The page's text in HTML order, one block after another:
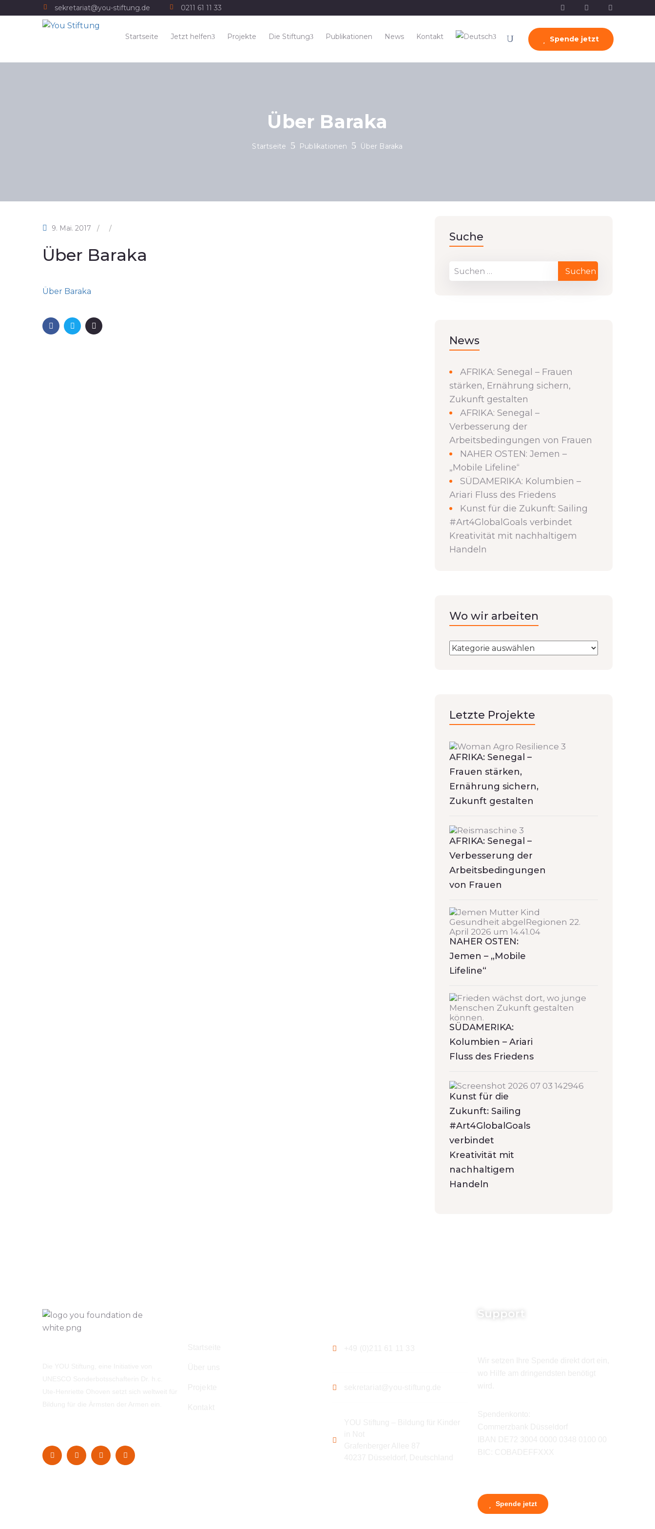
sekretariat@you-stiftung.de 0211 61 11 33
Startseite Jetzt helfen Projekte Die Stiftung Publikationen News Kontakt Spende jetzt
Über Baraka
Startseite Publikationen Über Baraka
9. Mai. 2017 / /
Über Baraka
Über Baraka
Suche
News
AFRIKA: Senegal – Frauen
stärken, Ernährung sichern,
Zukunft gestalten
AFRIKA: Senegal –
Verbesserung der
Arbeitsbedingungen von Frauen
NAHER OSTEN: Jemen –
„Mobile Lifeline“
SÜDAMERIKA: Kolumbien –
Ariari Fluss des Friedens
Kunst für die Zukunft: Sailing
#Art4GlobalGoals verbindet
Kreativität mit nachhaltigem
Handeln
Wo wir arbeiten
Letzte Projekte
AFRIKA: Senegal –
Frauen stärken,
Ernährung sichern,
Zukunft gestalten
AFRIKA: Senegal –
Verbesserung der
Arbeitsbedingungen
von Frauen
NAHER OSTEN:
Jemen – „Mobile
Lifeline“
SÜDAMERIKA:
Kolumbien – Ariari
Fluss des Friedens
Kunst für die
Zukunft: Sailing
#Art4GlobalGoals
verbindet
Kreativität mit
nachhaltigem
Handeln
Support
Spende jetzt